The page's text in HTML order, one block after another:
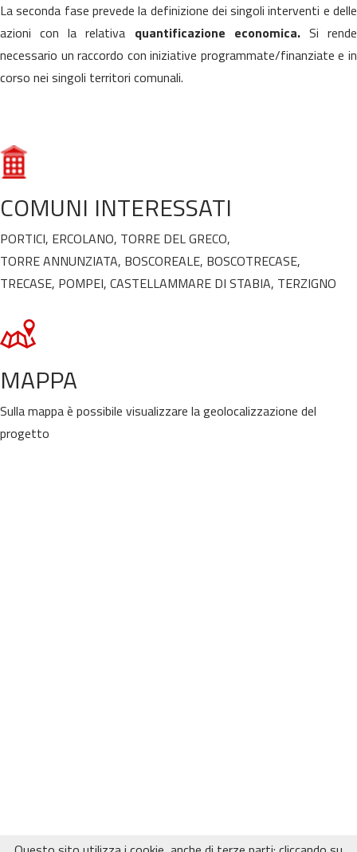
La seconda fase prevede la definizione dei singoli interventi e delle
azioni con la relativa quantificazione economica.Si rende
necessario un raccordo con iniziative programmate/finanziate e in
corso nei singoli territori comunali.
COMUNI INTERESSATI
PORTICI, ERCOLANO, TORRE DEL GRECO,
TORRE ANNUNZIATA, BOSCOREALE, BOSCOTRECASE,
TRECASE, POMPEI, CASTELLAMMARE DI STABIA, TERZIGNO
MAPPA
Sulla mappa è possibile visualizzare la geolocalizzazione del
progetto